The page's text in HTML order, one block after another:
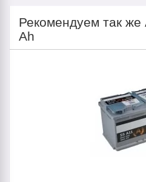
Рекомендуем так
Ah